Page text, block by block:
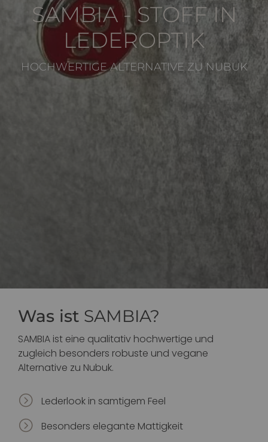
SAMBIA - STOFF IN
LEDEROPTIK
HOCHWERTIGE ALTERNATIVE ZU NUBUK
Was ist SAMBIA?
SAMBIA ist eine qualitativ hochwertige und
zugleich besonders robuste und vegane
Alternative zu Nubuk.
= Lederlook in samtigem Feel
= Besonders elegante Mattigkeit